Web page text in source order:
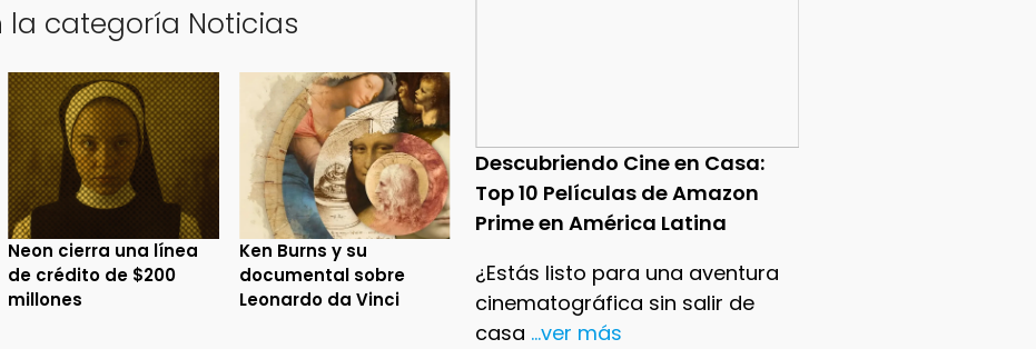
Descubriendo Cine en Casa:
Top 10 Películas de Amazon
Prime en América Latina
¿Estás listo para una aventura
cinematográfica sin salir de
casa ...ver más
la categoría Noticias
Neon cierra una línea
de crédito de $200
millones
Ken Burns y su
documental sobre
Leonardo da Vinci